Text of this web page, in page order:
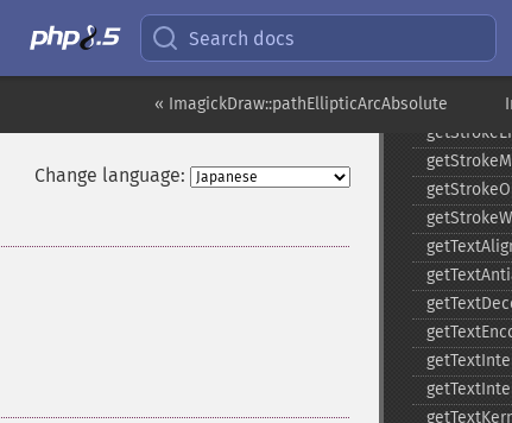
Search docs
« ImagickDraw::pathEllipticArcAbsolute
Change language: